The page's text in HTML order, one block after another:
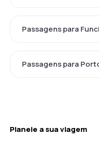
Passagens para
Passagens para
Planeie a sua viagem